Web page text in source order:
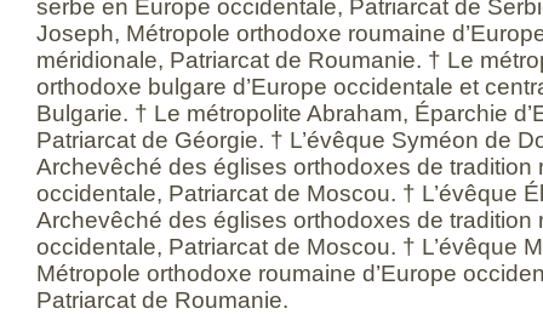
serbe en Europe occidentale, Patriarcat de
Joseph, Métropole orthodoxe roumaine
méridionale, Patriarcat de Roumanie. † Le
orthodoxe bulgare d’Europe occidentale et
Bulgarie. † Le métropolite Abraham, Éparchie
Patriarcat de Géorgie. † L’évêque Syméon de
Archevêché des églises orthodoxes de tradition
occidentale, Patriarcat de Moscou. † L’évêque
Archevêché des églises orthodoxes de tradition
occidentale, Patriarcat de Moscou. † L’évêque
Métropole orthodoxe roumaine d’Europe
Patriarcat de Roumanie.